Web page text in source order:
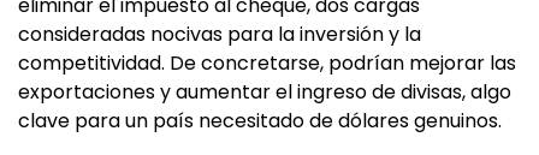
consideradas nocivas para la inversión y la
competitividad. De concretarse, podrían mejorar las
exportaciones y aumentar el ingreso de divisas, algo
clave para un país necesitado de dólares genuinos.